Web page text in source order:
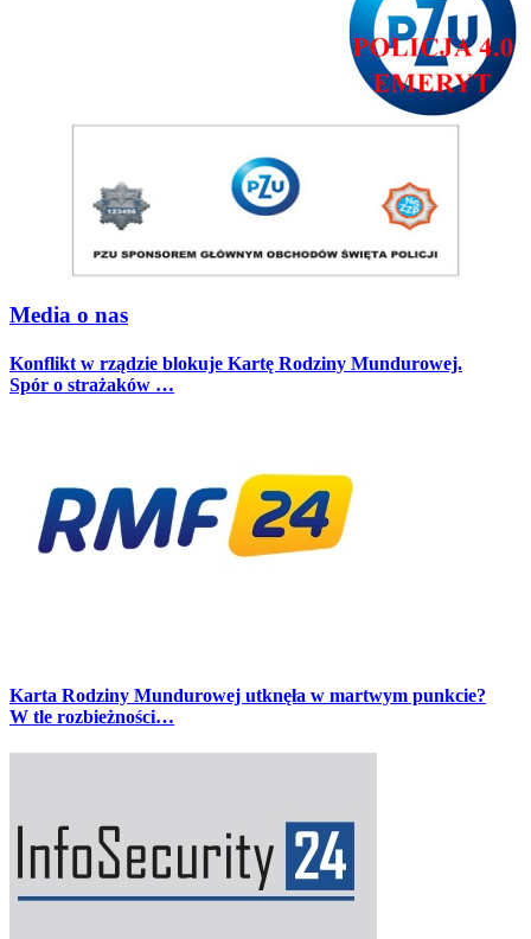
Media o nas
Konflikt w rządzie blokuje Kartę Rodziny Mundurowej.
Spór o strażaków …
Karta Rodziny Mundurowej utknęła w martwym punkcie?
W tle rozbieżności…